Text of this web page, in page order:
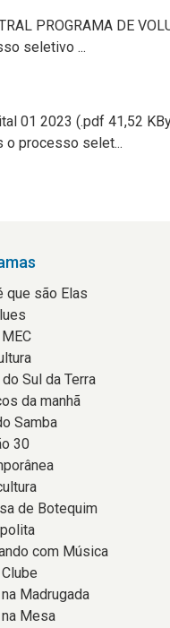
PROGRAMA DE
seletivo ...
01 2023 (.pdf 41,52
o processo selet...
que são Elas
Sul da Terra
da manhã
Samba
30
de Botequim
com Música
Madrugada
Mesa